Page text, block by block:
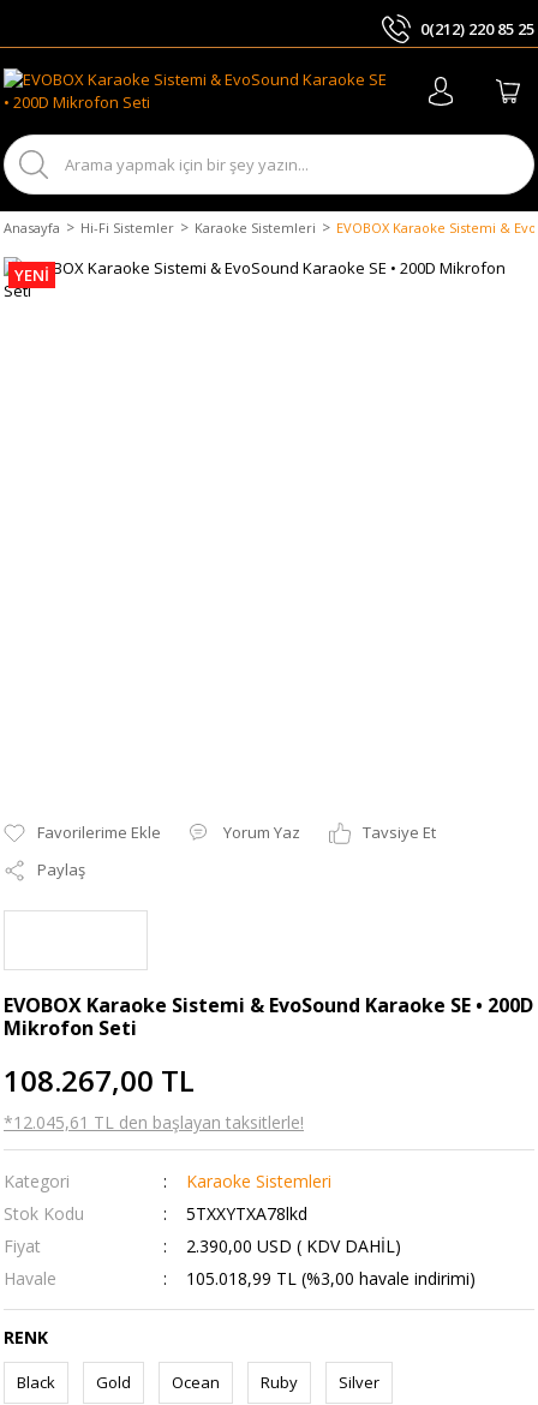
0(212) 220 85 25
Anasayfa Hi-Fi Sistemler Karaoke Sistemleri EVOBOX Karaoke Sistemi &
YENİ
Yorum Yaz
Tavsiye Et
Paylaş
EVOBOX Karaoke Sistemi & EvoSound Karaoke SE • 200D
Mikrofon Seti
108.267,00 TL
*12.045,61 TL den başlayan taksitlerle!
Kategori
Karaoke Sistemleri
Stok Kodu
5TXXYTXA78lkd
Fiyat
2.390,00 USD ( KDV DAHİL)
Havale
105.018,99 TL (%3,00 havale indirimi)
RENK
Black Gold Ocean Ruby Silver